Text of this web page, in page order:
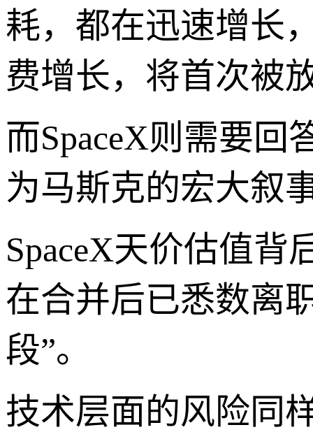
耗，都在迅速增长
费增长，将首次被
而SpaceX则需要
为马斯克的宏大叙
SpaceX天价估值
在合并后已悉数离
段”。
技术层面的风险同